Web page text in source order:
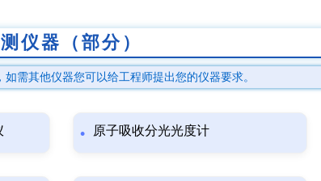
仪器（部分）
，如需其他仪器您可以给工程师提出您的仪器要求。
原子吸收分光光度计